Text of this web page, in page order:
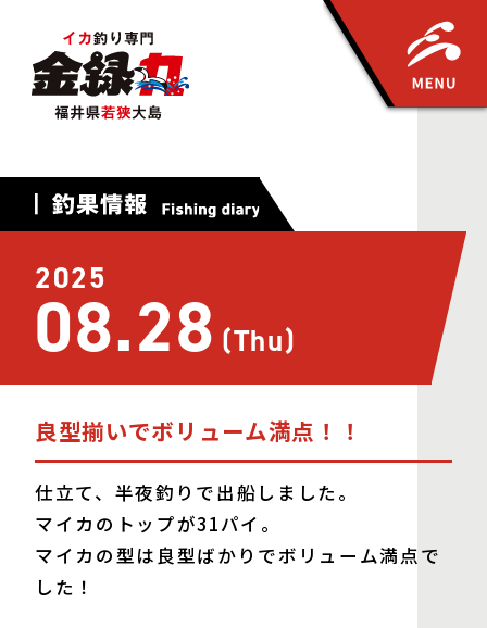
2025
08.28 (Thu)
良型揃いでボリューム満点！！
仕立て、半夜釣りで出船しました。
マイカのトップが31パイ。
マイカの型は良型ばかりでボリューム満点で
した！